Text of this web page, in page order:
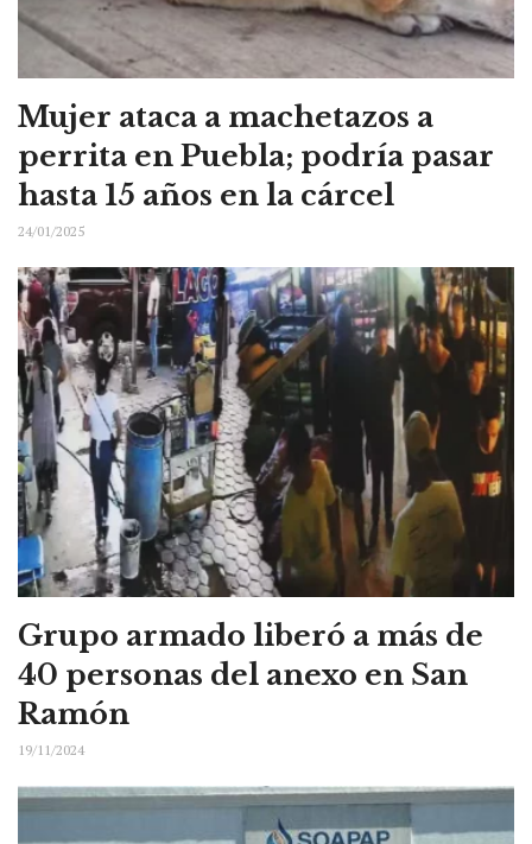
Mujer ataca a machetazos a
perrita en Puebla; podría pasar
hasta 15 años en la cárcel
24/01/2025
Grupo armado liberó a más de
40 personas del anexo en San
Ramón
19/11/2024